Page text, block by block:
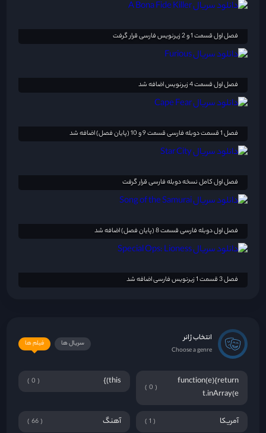
فصل اول قسمت 1 و 2 زیرنویس فارسی قرار گرفت
فصل اول قسمت 4 زیرنویس اضافه شد
فصل 1 قسمت دوبله فارسی قسمت 9 و 10 (پایان فصل) اضافه شد
فصل اول کامل نسخه دوبله فارسی قرار گرفت
فصل اول دوبله فارسی قسمت 8 (پایان فصل) اضافه شد
فصل 3 قسمت 1 زیرنویس فارسی اضافه شد
انتخاب ژانر
Choose a genre
فیلم ها سریال ها
function(e){return
t.inArray(e
0
this)}
0
آمریکا 1 آهنگ 66